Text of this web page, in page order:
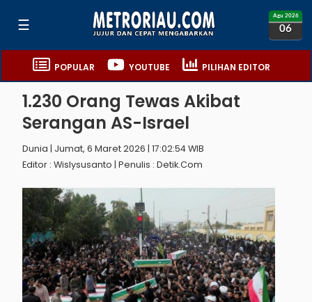
☰
Agu 2026
06
POPULAR YOUTUBE PILIHAN EDITOR
1.230 Orang Tewas Akibat
Serangan AS-Israel
Dunia | Jumat, 6 Maret 2026 | 17:02:54 WIB
Editor : Wislysusanto | Penulis : Detik.com